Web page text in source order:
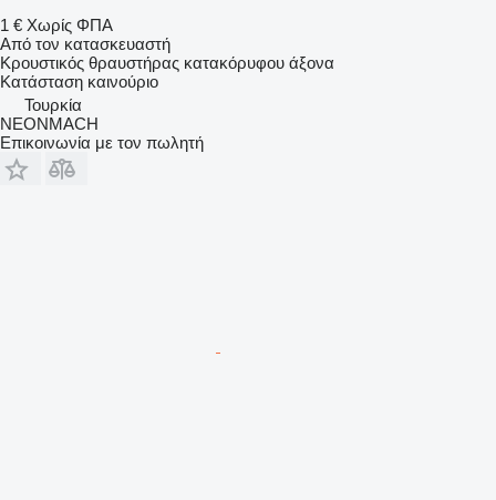
1 € Χωρίς ΦΠΑ
Από τον κατασκευαστή
Κρουστικός θραυστήρας κατακόρυφου άξονα
Κατάσταση καινούριο
Τουρκία
NEONMACH
Επικοινωνία με τον πωλητή